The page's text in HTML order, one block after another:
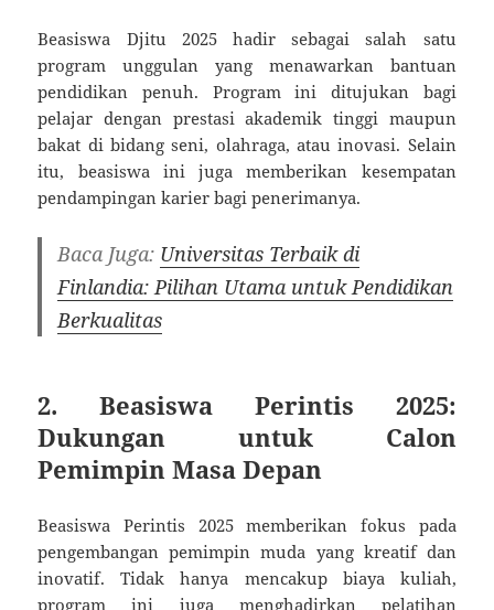
Beasiswa Djitu 2025 hadir sebagai salah satu
program unggulan yang menawarkan bantuan
pendidikan penuh. Program ini ditujukan bagi
pelajar dengan prestasi akademik tinggi maupun
bakat di bidang seni, olahraga, atau inovasi. Selain
itu, beasiswa ini juga memberikan kesempatan
pendampingan karier bagi penerimanya.
Baca Juga: Universitas Terbaik di
Finlandia: Pilihan Utama untuk Pendidikan
Berkualitas
2. Beasiswa Perintis 2025:
Dukungan untuk Calon
Pemimpin Masa Depan
Beasiswa Perintis 2025 memberikan fokus pada
pengembangan pemimpin muda yang kreatif dan
inovatif. Tidak hanya mencakup biaya kuliah,
program ini juga menghadirkan pelatihan